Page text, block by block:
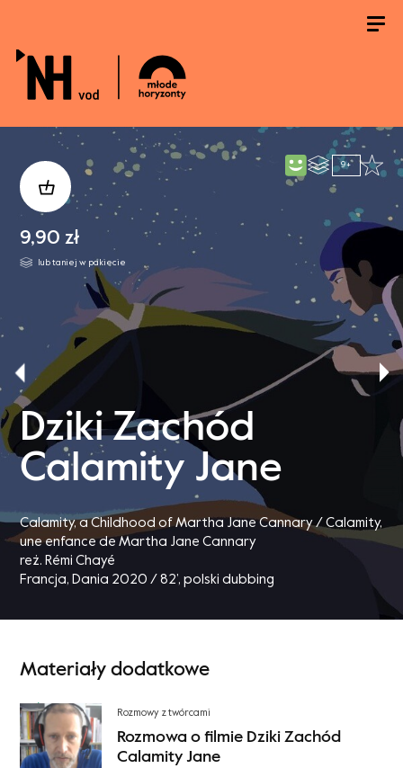
9+
9,90 zł
lub taniej w pakiecie
Dziki Zachód
Calamity Jane
Calamity, a Childhood of Martha Jane Cannary / Calamity,
une enfance de Martha Jane Cannary
reż. Rémi Chayé
Francja, Dania 2020 / 82’, polski dubbing
Materiały dodatkowe
Rozmowy z twórcami
Rozmowa o filmie Dziki Zachód
Calamity Jane